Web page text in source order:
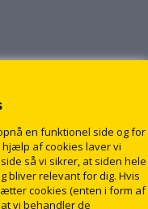
en funktionel side og for
af cookies laver vi
så vi sikrer, at siden hele
bliver relevant for dig. Hvis
cookies (enten i form af
vi behandler de